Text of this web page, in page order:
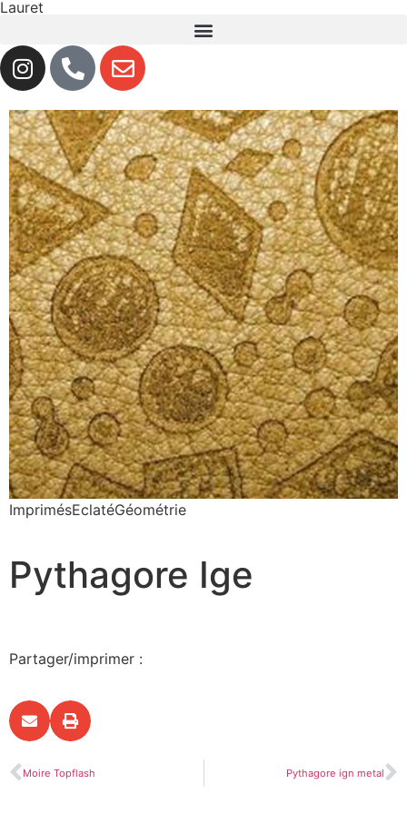
Lauret
ImprimésEclatéGéométrie
Pythagore Ige
Partager/imprimer :
Moire Topflash Pythagore ign metal